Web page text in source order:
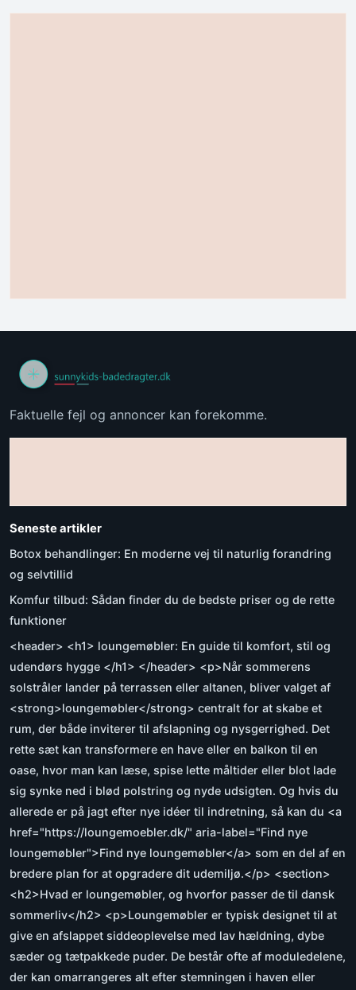
Faktuelle fejl og annoncer kan forekomme.
Seneste artikler
Botox behandlinger: En moderne vej til naturlig forandring
og selvtillid
Komfur tilbud: Sådan finder du de bedste priser og de rette
funktioner
<header> <h1> loungemøbler: En guide til komfort, stil og
udendørs hygge </h1> </header> <p>Når sommerens
solstråler lander på terrassen eller altanen, bliver valget af
<strong>loungemøbler</strong> centralt for at skabe et
rum, der både inviterer til afslapning og nysgerrighed. Det
rette sæt kan transformere en have eller en balkon til en
oase, hvor man kan læse, spise lette måltider eller blot lade
sig synke ned i blød polstring og nyde udsigten. Og hvis du
allerede er på jagt efter nye idéer til indretning, så kan du <a
href="https://loungemoebler.dk/" aria-label="Find nye
loungemøbler">Find nye loungemøbler</a> som en del af en
bredere plan for at opgradere dit udemiljø.</p> <section>
<h2>Hvad er loungemøbler, og hvorfor passer de til dansk
sommerliv</h2> <p>Loungemøbler er typisk designet til at
give en afslappet siddeoplevelse med lav hældning, dybe
sæder og tætpakkede puder. De består ofte af moduledelene,
der kan omarrangeres alt efter stemningen i haven eller